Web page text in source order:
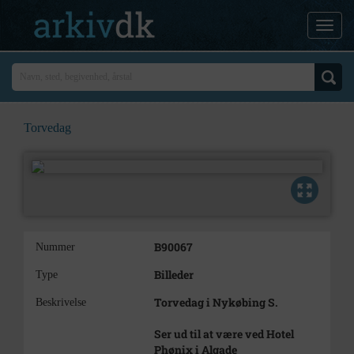
Torvedag
Nummer B90067
Type Billeder
Beskrivelse Torvedag i Nykøbing S.
Ser ud til at være ved Hotel
Phønix i Algade